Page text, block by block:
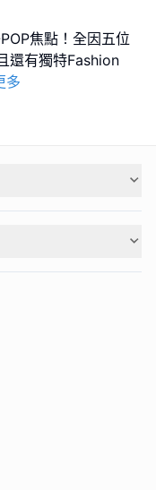
焦點！全因五位
還有獨特Fashion
多